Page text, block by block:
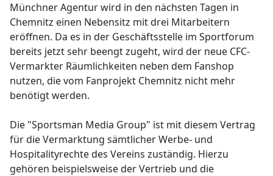
Münchner Agentur wird in den nächsten Tagen in
Chemnitz einen Nebensitz mit drei Mitarbeitern
eröffnen. Da es in der Geschäftsstelle im Sportforum
bereits jetzt sehr beengt zugeht, wird der neue CFC-
Vermarkter Räumlichkeiten neben dem Fanshop
nutzen, die vom Fanprojekt Chemnitz nicht mehr
benötigt werden.
Die "Sportsman Media Group" ist mit diesem Vertrag
für die Vermarktung sämtlicher Werbe- und
Hospitalityrechte des Vereins zuständig. Hierzu
gehören beispielsweise der Vertrieb und die